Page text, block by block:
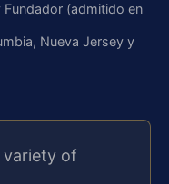
Fundador (admitido en
Nueva Jersey y
variety of